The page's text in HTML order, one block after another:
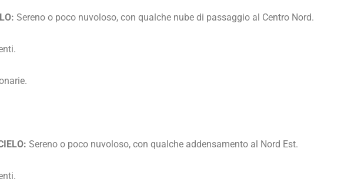
Sereno o poco nuvoloso, con qualche nube di passaggio al Centro Nord.
Sereno o poco nuvoloso, con qualche addensamento al Nord Est.